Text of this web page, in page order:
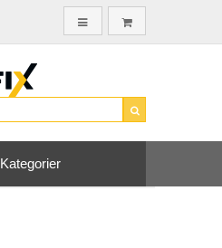
Kategorier